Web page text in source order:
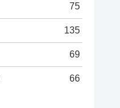
75
135
69
66